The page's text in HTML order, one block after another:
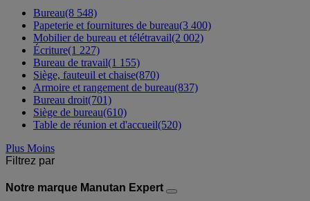
Bureau(8 548)
Papeterie et fournitures de bureau(3 400)
Mobilier de bureau et télétravail(2 002)
Écriture(1 227)
Bureau de travail(1 155)
Siège, fauteuil et chaise(870)
Armoire et rangement de bureau(837)
Bureau droit(701)
Siège de bureau(610)
Table de réunion et d'accueil(520)
Plus Moins
Filtrez par
Notre marque Manutan Expert